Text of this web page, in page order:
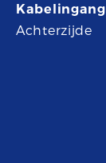
Kabelingang
Achterzijde